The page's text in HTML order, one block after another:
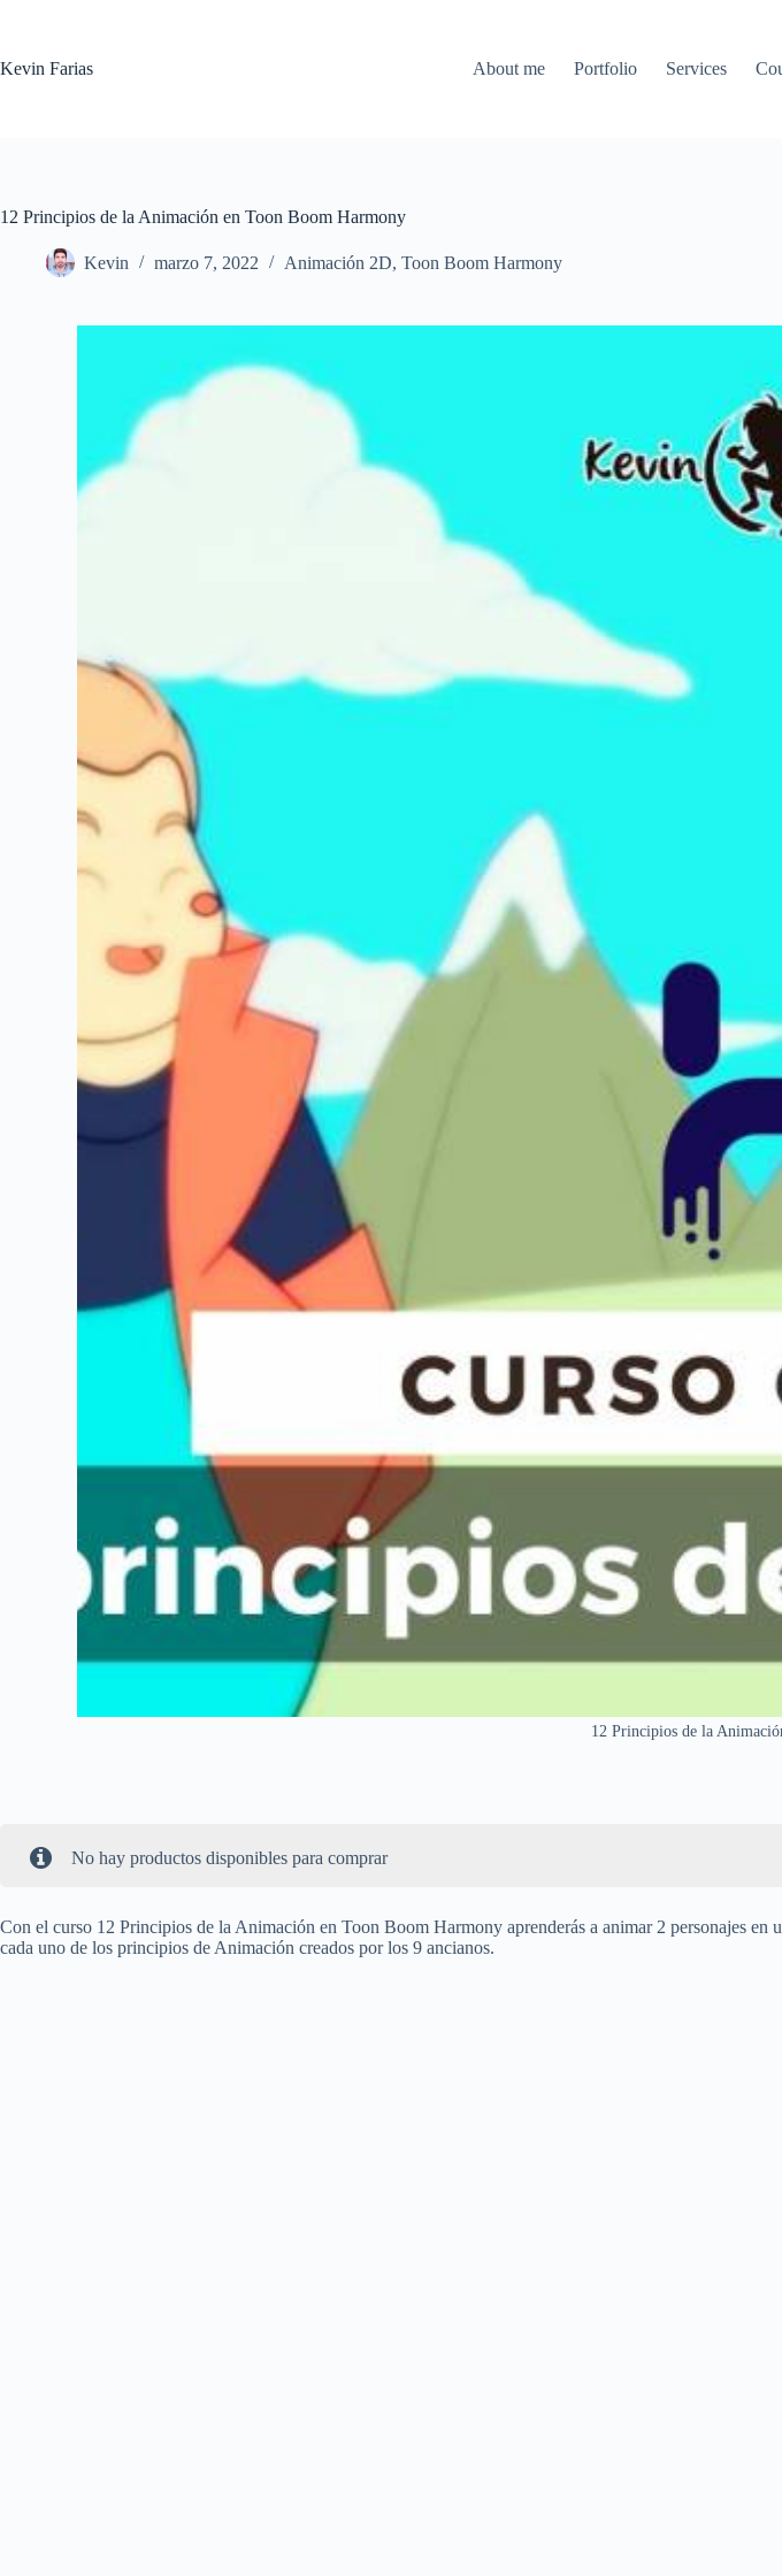
Kevin Farias
About me Portfolio Services
12 Principios de la Animación en Toon Boom Harmony
Kevin marzo 7, 2022 Animación 2D, Toon Boom Harmony
12 Principios de la
No hay productos disponibles para comprar
Con el curso 12 Principios de la Animación en Toon Boom Harmony aprenderás a animar 2 personajes en
cada uno de los principios de Animación creados por los 9 ancianos.